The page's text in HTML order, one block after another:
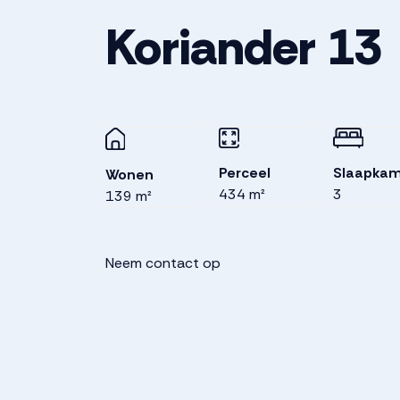
Koriander 13
Wonen
139 m²
Perceel
434 m²
3
Neem contact op